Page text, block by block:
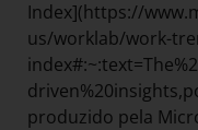
Index](https://
us/worklab/work-
produzido pela